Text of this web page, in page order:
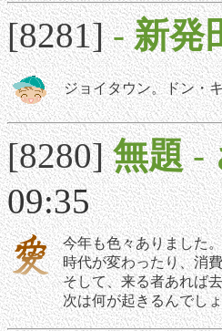
[8281]-新発
ジョイタウン。ドン・
[8280]無題-
09:35
今年も色々ありました。
時代が変わったり、消
そして、来る者あれば
次は何が起きるんでし